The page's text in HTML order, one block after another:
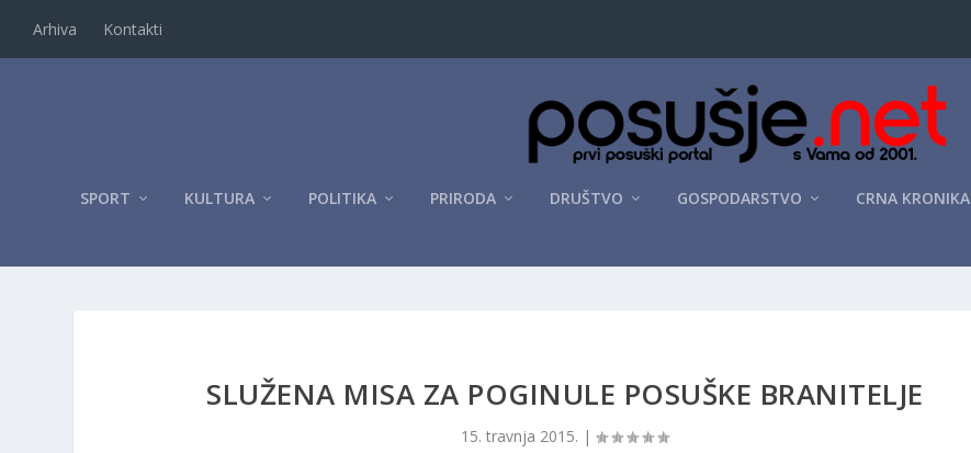
Arhiva Kontakti
SPORT KULTURA POLITIKA PRIRODA DRUŠTVO GOSPODARSTVO CRNA KRONIKA
SLUŽENA MISA ZA POGINULE POSUŠKE BRANITELJE
15. travnja 2015. |